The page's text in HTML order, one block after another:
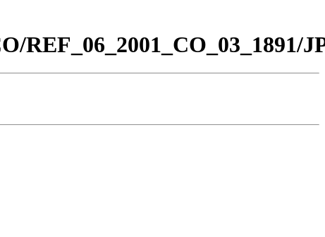
REF_06_2001_CO_03_1891/